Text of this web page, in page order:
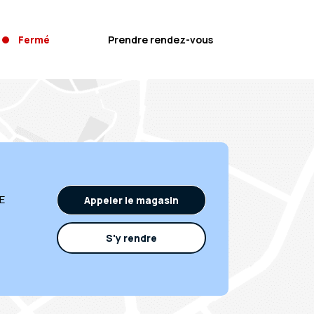
Fermé Prendre rendez-vous
Appeler le magasin
S'y rendre